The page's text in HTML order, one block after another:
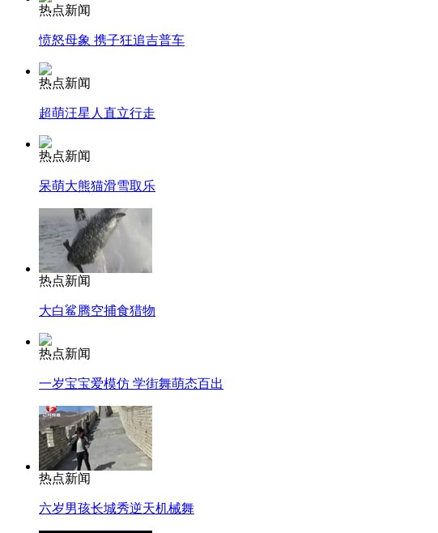
热点新闻
愤怒母象 携子狂追吉普车
热点新闻
超萌汪星人直立行走
热点新闻
呆萌大熊猫滑雪取乐
热点新闻
大白鲨腾空捕食猎物
热点新闻
一岁宝宝爱模仿 学街舞萌态百出
热点新闻
六岁男孩长城秀逆天机械舞